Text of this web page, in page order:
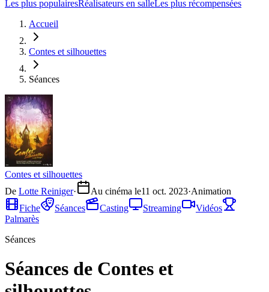
Les plus populairesRéalisateurs en salleLes plus récompensées
Accueil
Contes et silhouettes
Séances
Contes et silhouettes
De Lotte Reiniger· Au cinéma le11 oct. 2023·Animation
Fiche
Séances Casting Streaming
Vidéos
Palmarès
Séances
Séances de Contes et